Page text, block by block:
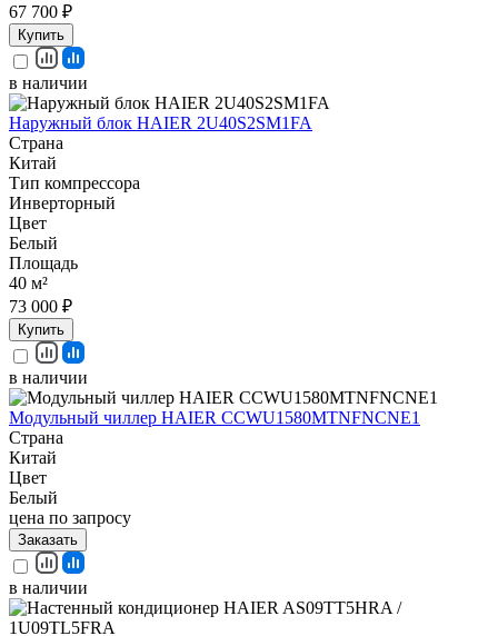
67 700 ₽
Купить
в наличии
Наружный блок HAIER 2U40S2SM1FA
Страна
Китай
Тип компрессора
Инверторный
Цвет
Белый
Площадь
40 м²
73 000 ₽
Купить
в наличии
Модульный чиллер HAIER CCWU1580MTNFNCNE1
Страна
Китай
Цвет
Белый
цена по запросу
Заказать
в наличии